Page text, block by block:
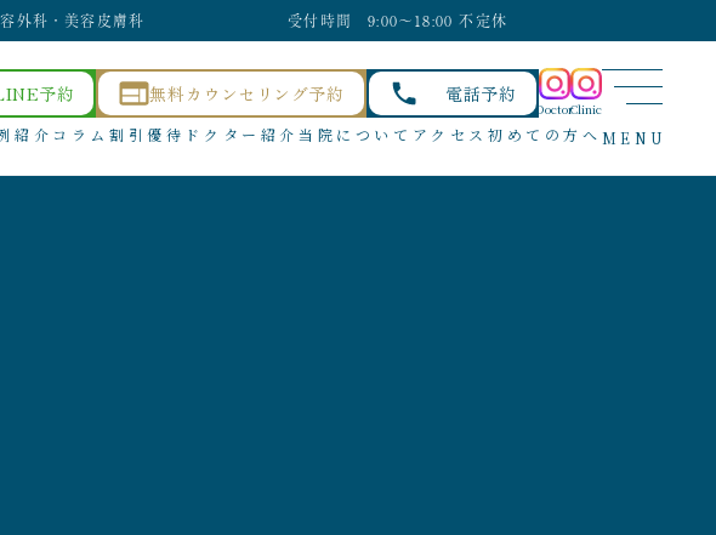
外科・美容皮膚科 受付時間 9:00〜18:00 不定休
予約 無料カウンセリング予約 電話予約
DoctorClinic
紹介 コラム 割引優待 ドクター紹介 当院について アクセス 初めての方へ MENU